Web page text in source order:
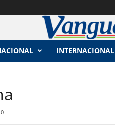
INTERNACIONAL
0